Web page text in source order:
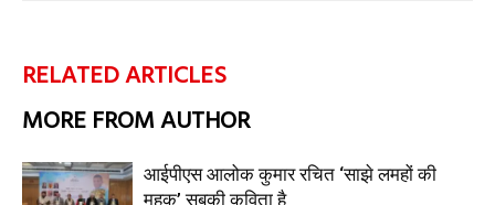
RELATED ARTICLES
MORE FROM AUTHOR
आईपीएस आलोक कुमार रचित ‘साझे लमहों की
महक’ सबकी कविता है